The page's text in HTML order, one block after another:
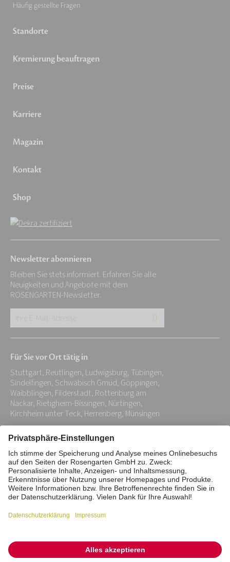
Häufig gestellte Fragen
Standorte
Kremierung beauftragen
Preise
Karriere
Magazin
Kontakt
Shop
Newsletter abonnieren
Bleiben Sie stets informiert. Erfahren Sie alle
Neuigkeiten und Angebote mit dem
ROSENGARTEN-Newsletter.
Adresse:
*
Für Sie vor Ort tätig in
Stuttgart, Reutlingen, Ludwigsburg, Tübingen,
Sindelfingen, Schwäbisch Gmüd, Göppingen,
Waibblingen, Filderstadt, Rottenburg am
Nackar, Rietigheim-Bissingen, Nürtingen,
Kirchheim unter Teck, Herrenberg, Münsingen
Impressum Datenschutz
Stiftung
Interne Meldestelle
Zahlungsmittel
Barrierefreiheitserklärung
Vertrag widerrufen